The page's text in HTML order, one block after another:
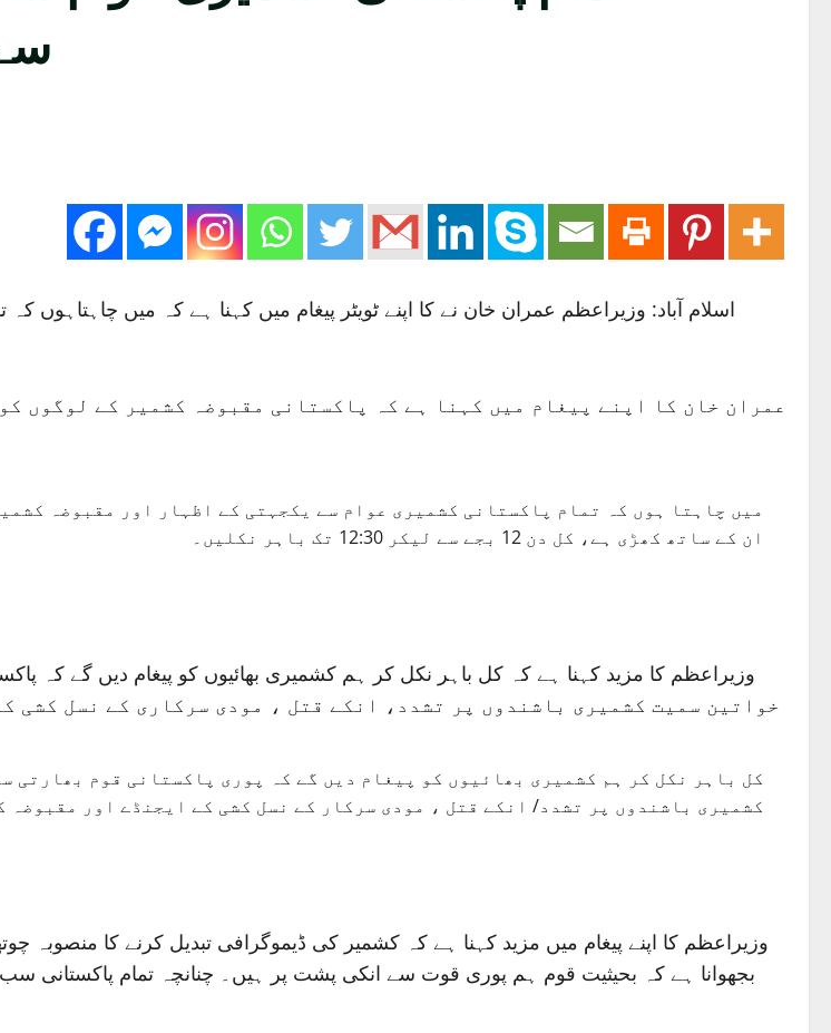
سے12:30 تک باہر
عمران خان کا اپنے پیغام میں کہنا ہے کہ پاکستانی مقبوضہ کشمیر کے لوگوں
میں چاہتا ہوں کہ تمام پاکستانی کشمیری عوام سے یکجہتی کے اظہار اور مقبوضہ
ان کے ساتھ کھڑی ہے، کل دن 12 بجے سے لیکر 12:30 تک باہر نکلیں۔
خواتین سمیت کشمیری باشندوں پر تشدد، انکے قتل ، مودی سرکاری کے نسل کشی
کشمیری باشندوں پر تشدد/ انکے قتل ، مودی سرکار کے نسل کشی کے ایجنڈے اور مقبوضہ
وزیراعظم کا اپنے پیغام میں مزید کہنا ہے کہ کشمیر کی ڈیموگرافی تبدیل کرنے کا
بجھوانا ہے کہ بحیثیت قوم ہم پوری قوت سے انکی پشت پر ہیں۔ چنانچہ تمام پاکستانی